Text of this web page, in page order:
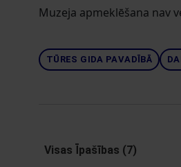
Muzeja apmeklēšana nav
TŪRES GIDA PAVADĪBĀ
Visas Īpašības (7)